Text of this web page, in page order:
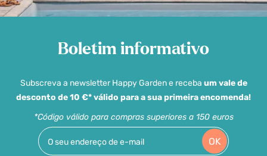
Boletim informativo
Subscreva a newsletter Happy Garden e receba um vale de
desconto de 10 €* válido para a sua primeira encomenda!
*Código válido para compras superiores a 150 euros
OK